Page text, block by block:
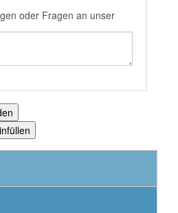
oder Fragen an unser